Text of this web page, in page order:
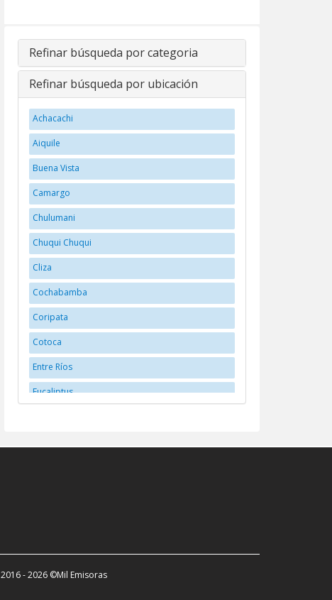
Refinar búsqueda por categoria
Refinar búsqueda por ubicación
Achacachi
Aiquile
Buena Vista
Camargo
Chulumani
Chuqui Chuqui
Cliza
Cochabamba
Coripata
Cotoca
Entre Ríos
Eucaliptus
2016 - 2026 ©Mil Emisoras